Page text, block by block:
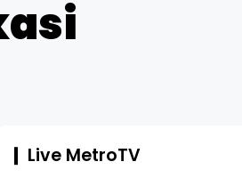
Live MetroTV